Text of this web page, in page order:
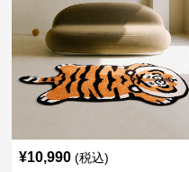
¥10,990 (税込)